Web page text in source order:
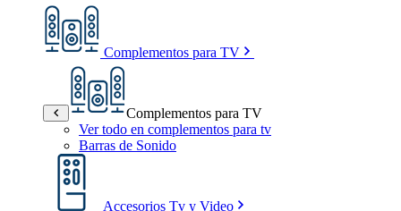
Complementos para TV
Complementos para TV
Ver todo en complementos para tv
Barras de Sonido
Accesorios Tv y Video